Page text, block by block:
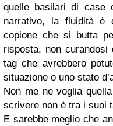
quelle basilari di case
narrativo, la fluidità è
copione che si butta
risposta, non curandosi
tag che avrebbero
situazione o uno stato
Non me ne voglia
scrivere non è tra i suoi
E sarebbe meglio che